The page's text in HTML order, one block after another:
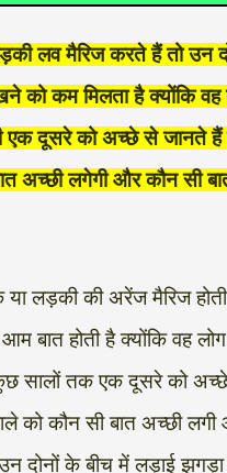
लव मैरिज करते हैं तो उन
को कम मिलता है क्योंकि वह
एक दूसरे को अच्छे से जानते हैं
अच्छी लगेगी और कौन सी
लड़की की अरेंज मैरिज होती
बात होती है क्योंकि वह
सालों तक एक दूसरे को
को कौन सी बात अच्छी
दोनों के बीच में लड़ाई झगड़ा